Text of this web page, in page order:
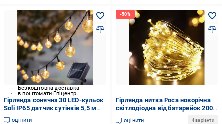
Безкоштовна доставка
в поштомати Епіцентр
Гірлянда сонячна 30 LED-кульок
Soli IP65 датчик сутінків 5,5 м
Тепле біле світло (33977489)
оцінити
Гірлянда нитка Роса новорічна
світлодіодна від батарейок 200
LED 20 м Теплий Білий
оцінити 4 варіанти